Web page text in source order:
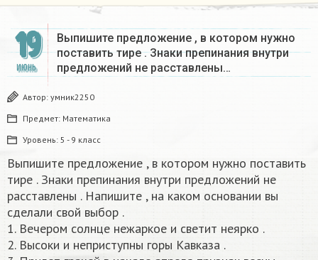
19
ИЮНЬ
Выпишите предложение , в котором нужно
поставить тире . Знаки препинания внутри
предложений не расставлены…
Автор: умник2250
Предмет: Математика
Уровень: 5 - 9 класс
Выпишите предложение , в котором нужно поставить
тире . Знаки препинания внутри предложений не
расставлены . Напишите , на каком основании вы
сделали свой выбор .
1. Вечером солнце нежаркое и светит неярко .
2. Высоки и неприступны горы Кавказа .